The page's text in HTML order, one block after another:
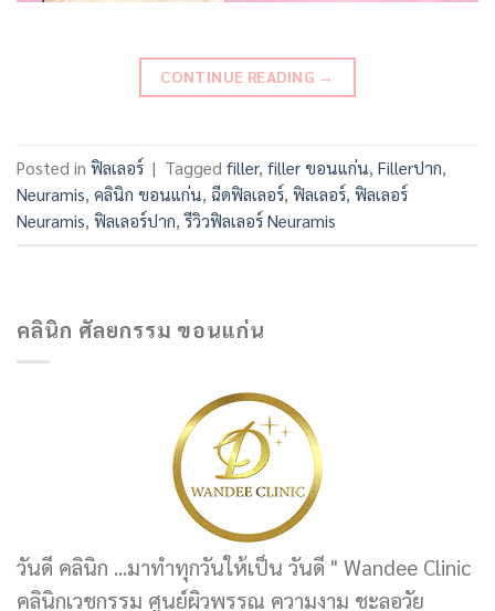
CONTINUE READING →
Posted in ฟิลเลอร์ | Tagged filler, filler ขอนแก่น, Fillerปาก,
Neuramis, คลินิก ขอนแก่น, ฉีดฟิลเลอร์, ฟิลเลอร์, ฟิลเลอร์
Neuramis, ฟิลเลอร์ปาก,รีวิวฟิลเลอร์ Neuramis
คลินิก ศัลยกรรม ขอนแก่น
วันดี คลินิก ...มาทำทุกวันให้เป็น วันดี " Wandee Clinic
คลินิกเวชกรรม ศูนย์ผิวพรรณ ความงาม ชะลอวัย